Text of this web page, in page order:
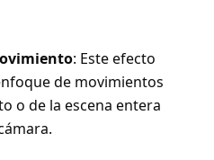
: Este efecto
de movimientos
o de la escena entera